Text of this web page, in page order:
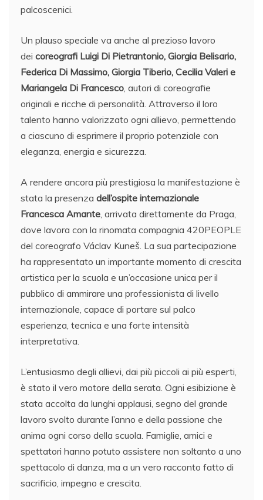
palcoscenici.
Un plauso speciale va anche al prezioso lavoro
dei coreografi Luigi Di Pietrantonio, Giorgia Belisario,
Federica Di Massimo, Giorgia Tiberio, Cecilia Valeri e
Mariangela Di Francesco , autori di coreografie
originali e ricche di personalità. Attraverso il loro
talento hanno valorizzato ogni allievo, permettendo
a ciascuno di esprimere il proprio potenziale con
eleganza, energia e sicurezza.
A rendere ancora più prestigiosa la manifestazione è
stata la presenza dell’ospite internazionale
Francesca Amante , arrivata direttamente da Praga,
dove lavora con la rinomata compagnia 420PEOPLE
del coreografo Václav Kuneš. La sua partecipazione
ha rappresentato un importante momento di crescita
artistica per la scuola e un’occasione unica per il
pubblico di ammirare una professionista di livello
internazionale, capace di portare sul palco
esperienza, tecnica e una forte intensità
interpretativa.
L’entusiasmo degli allievi, dai più piccoli ai più esperti,
è stato il vero motore della serata. Ogni esibizione è
stata accolta da lunghi applausi, segno del grande
lavoro svolto durante l’anno e della passione che
anima ogni corso della scuola. Famiglie, amici e
spettatori hanno potuto assistere non soltanto a uno
spettacolo di danza, ma a un vero racconto fatto di
sacrificio, impegno e crescita.